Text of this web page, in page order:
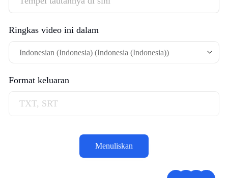
Ringkas video ini dalam
Indonesian (Indonesia) (Indonesia (Indonesia))
Format keluaran
Menuliskan